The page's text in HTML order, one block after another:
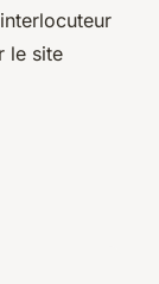
le site